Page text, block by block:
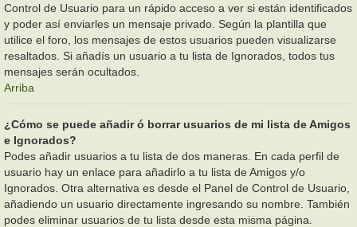
Control de Usuario para un rápido acceso a ver si están identificados
y poder así enviarles un mensaje privado. Según la plantilla que
utilice el foro, los mensajes de estos usuarios pueden visualizarse
resaltados. Si añadís un usuario a tu lista de Ignorados, todos tus
mensajes serán ocultados.
Arriba
¿Cómo se puede añadir ó borrar usuarios de mi lista de Amigos
e Ignorados?
Podes añadir usuarios a tu lista de dos maneras. En cada perfil de
usuario hay un enlace para añadirlo a tu lista de Amigos y/o
Ignorados. Otra alternativa es desde el Panel de Control de Usuario,
añadiendo un usuario directamente ingresando su nombre. También
podes eliminar usuarios de tu lista desde esta misma página.